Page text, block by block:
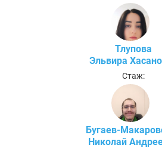
Тлупова
Эльвира
Стаж:
Бугаев-
Николай